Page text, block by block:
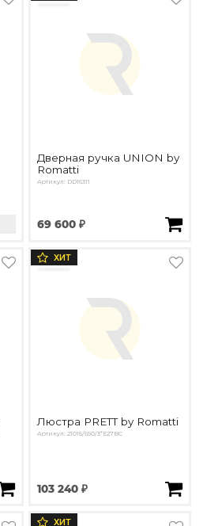
Дверная ручка UNION by
Romatti
Артикул: DD16311
69 600 ₽
ХИТ
Люстра PRETT by Romatti
Артикул: 21015/550/3*E27BC
103 240 ₽
ХИТ